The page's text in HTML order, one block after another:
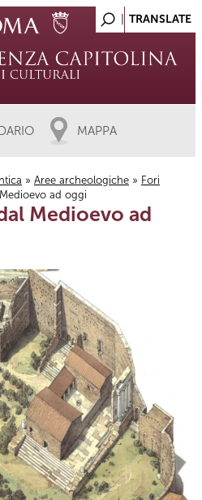
MAPPA
» Aree archeologiche » Fori
ad oggi
Medioevo ad